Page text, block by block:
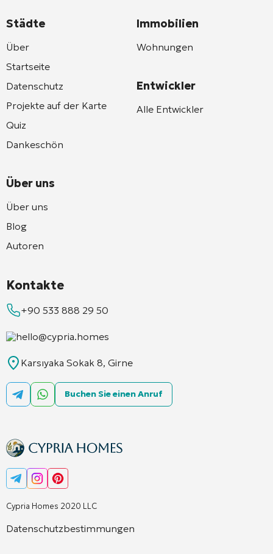
Cypria Homes 2020 LLC
Datenschutzbestimmungen
Städte
Über
Startseite
Datenschutz
Projekte auf der Karte
Quiz
Dankeschön
Über uns
Über uns
Blog
Autoren
Immobilien
Wohnungen
Entwickler
Alle Entwickler
Kontakte
+90 533 888 29 50
hello@cypria.homes
Karsıyaka Sokak 8, Girne
Buchen Sie einen Anruf